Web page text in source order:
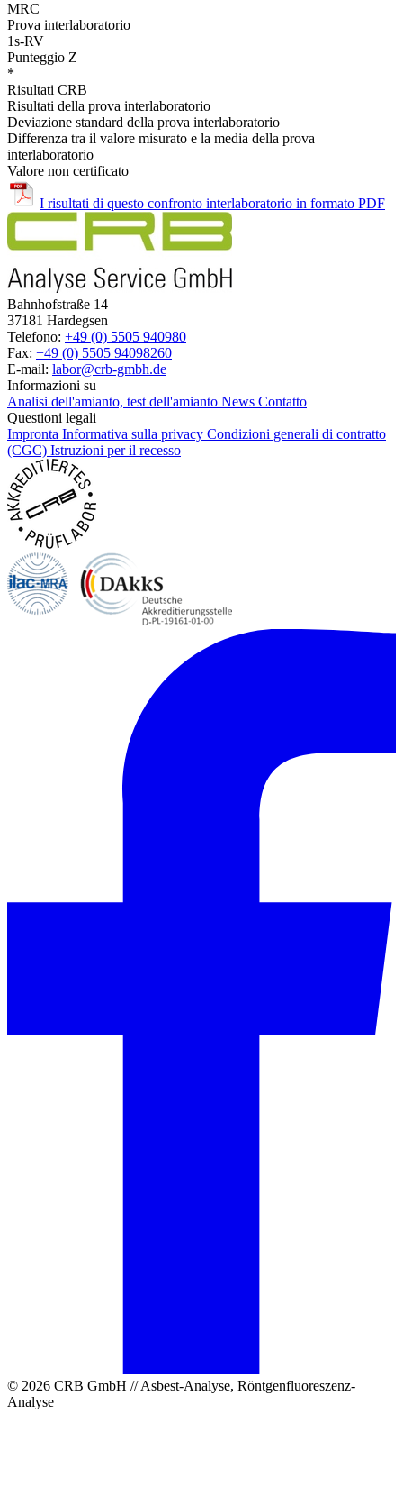
MRC
Prova interlaboratorio
1s-RV
Punteggio Z
*
Risultati CRB
Risultati della prova interlaboratorio
Deviazione standard della prova interlaboratorio
Differenza tra il valore misurato e la media della prova
interlaboratorio
Valore non certificato
I risultati di questo confronto interlaboratorio in formato PDF
Bahnhofstraße 14
37181 Hardegsen
Telefono: +49 (0) 5505 940980
Fax: +49 (0) 5505 94098260
E-mail: labor@crb-gmbh.de
Informazioni su
Analisi dell'amianto, test dell'amianto News Contatto
Questioni legali
Impronta Informativa sulla privacy Condizioni generali di contratto
(CGC) Istruzioni per il recesso
© 2026 CRB GmbH // Asbest-Analyse, Röntgenfluoreszenz-
Analyse